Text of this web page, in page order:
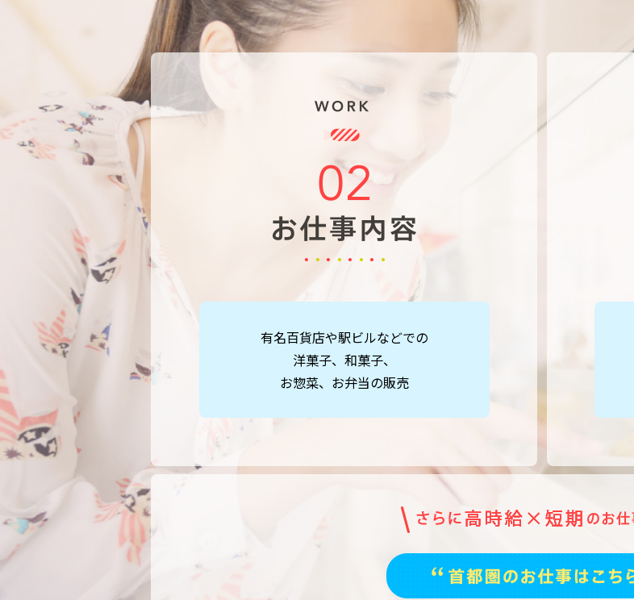
有名百貨店や駅ビルなどでの
洋菓子、和菓子、
お惣菜、お弁当の販売